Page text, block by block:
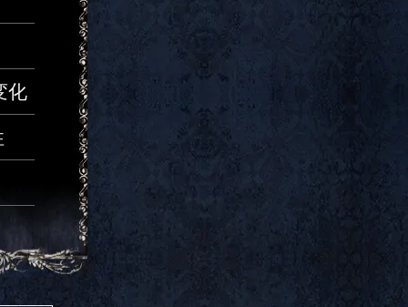
化